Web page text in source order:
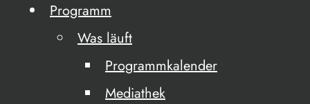
Programm
Was läuft
Programmkalender
Mediathek